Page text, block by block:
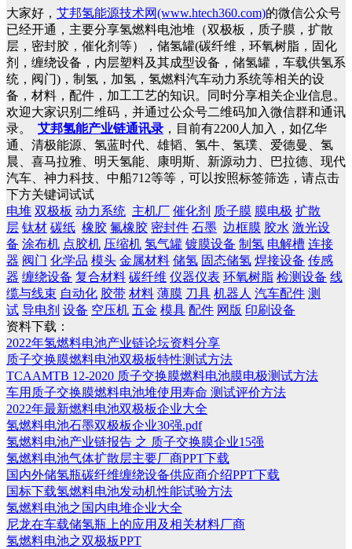
大家好， 艾邦氢能源技术网(www.htech360.com)的微信公众号
已经开通，主要分享氢燃料电池堆（双极板，质子膜，扩散
层，密封胶，催化剂等），储氢罐(碳纤维，环氧树脂，固化
剂，缠绕设备，内层塑料及其成型设备，储氢罐，车载供氢系
统，阀门)，制氢，加氢，氢燃料汽车动力系统等相关的设
备，材料，配件，加工工艺的知识。同时分享相关企业信息。
欢迎大家识别二维码，并通过公众号二维码加入微信群和通讯
录。
艾邦氢能产业链通讯录 ，目前有2200人加入，如亿华
通、清极能源、氢蓝时代、雄韬、氢牛、氢璞、爱德曼、氢
晨、喜马拉雅、明天氢能、康明斯、新源动力、巴拉德、现代
汽车、神力科技、中船712等等，可以按照标签筛选，请点击
下方关键词试试
电堆 双极板 动力系统 主机厂 催化剂 质子膜 膜电极 扩散
层 钛材 碳纸 橡胶 氟橡胶 密封件 石墨 边框膜 胶水 激光设
备 涂布机 点胶机 压缩机 氢气罐 镀膜设备 制氢 电解槽 连接
器 阀门 化学品 模头 金属材料 储氢 固态储氢 焊接设备 传感
器 缠绕设备 复合材料 碳纤维 仪器仪表 环氧树脂 检测设备 线
缆与线束 自动化 胶带 材料 薄膜 刀具 机器人 汽车配件 测
试 导电剂 设备 空压机 五金 模具 配件 网版 印刷设备
资料下载：
2022年氢燃料电池产业链论坛资料分享
质子交换膜燃料电池双极板特性测试方法
TCAAMTB 12-2020 质子交换膜燃料电池膜电极测试方法
车用质子交换膜燃料电池堆使用寿命 测试评价方法
2022年最新燃料电池双极板企业大全
氢燃料电池石墨双极板企业30强.pdf
氢燃料电池产业链报告 之 质子交换膜企业15强
氢燃料电池气体扩散层主要厂商PPT下载
国内外储氢瓶碳纤维缠绕设备供应商介绍PPT下载
国标下载氢燃料电池发动机性能试验方法
氢燃料电池之国内电堆企业大全
尼龙在车载储氢瓶上的应用及相关材料厂商
氢燃料电池之双极板PPT